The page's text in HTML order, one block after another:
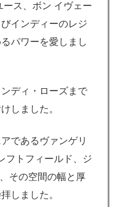
ース、ボン イヴェー
インディーのレジ
パワーを愛しまし
ディ・ローズまで
しました。
であるヴァンゲリ
フトフィールド、ジ
その空間の幅と厚
しました。